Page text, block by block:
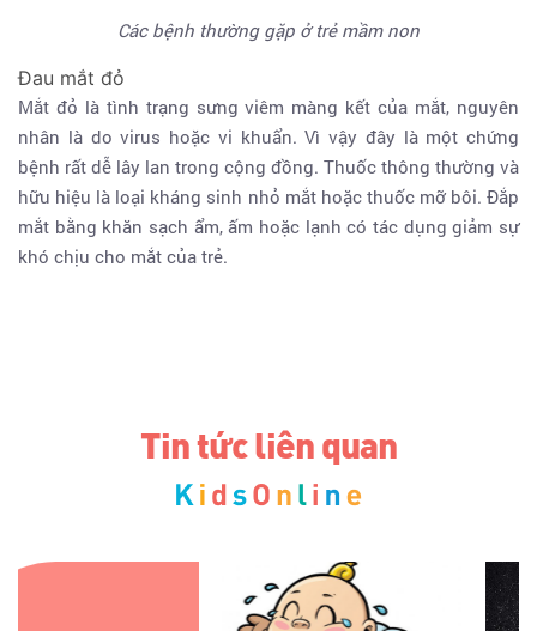
Các bệnh thường gặp ở trẻ mầm non
Đau mắt đỏ
Mắt đỏ là tình trạng sưng viêm màng kết của mắt, nguyên
nhân là do virus hoặc vi khuẩn. Vì vậy đây là một chứng
bệnh rất dễ lây lan trong cộng đồng. Thuốc thông thường và
hữu hiệu là loại kháng sinh nhỏ mắt hoặc thuốc mỡ bôi. Đắp
mắt bằng khăn sạch ẩm, ấm hoặc lạnh có tác dụng giảm sự
khó chịu cho mắt của trẻ.
Tin tức liên quan